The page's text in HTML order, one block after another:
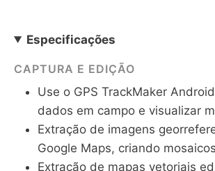
Especificações
CAPTURA E EDIÇÃO
Use o GPS TrackMaker
dados em campo e visualizar
Extração de imagens
Google Maps, criando
Extração de mapas vetoriais